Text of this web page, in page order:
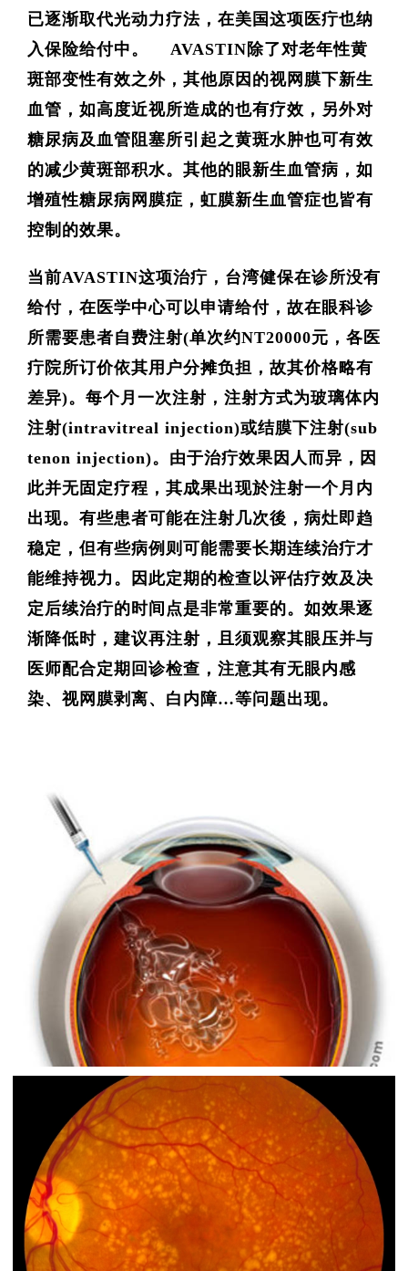
已逐渐取代光动力疗法，在美国这项医疔也纳
入保险给付中。
AVASTIN除了对老年性黄
斑部变性有效之外，其他原因的视网膜下新生
血管，如高度近视所造成的也有疗效，另外对
糖尿病及血管阻塞所引起之黄斑水肿也可有效
的减少黄斑部积水。其他的眼新生血管病，如
增殖性糖尿病网膜症，虹膜新生血管症也皆有
控制的效果。
当前AVASTIN这项治疔，台湾健保在诊所没有
给付，在医学中心可以申请给付，故在眼科诊
所需要患者自费注射(单次约NT20000元，各医
疔院所订价依其用户分摊负担，故其价格略有
差异)。每个月一次注射，注射方式为玻璃体内
注射(intravitreal injection)或结膜下注射(sub
tenon injection)。由于治疔效果因人而异，因
此并无固定疗程，其成果出现於注射一个月内
出现。有些患者可能在注射几次後，病灶即趋
稳定，但有些病例则可能需要长期连续治疔才
能维持视力。因此定期的检查以评估疗效及决
定后续治疔的时间点是非常重要的。如效果逐
渐降低时，建议再注射，且须观察其眼压并与
医师配合定期回诊检查，注意其有无眼内感
染、视网膜剥离、白内障…等问题出现。